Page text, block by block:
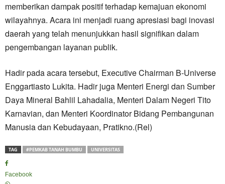
memberikan dampak positif terhadap kemajuan ekonomi
wilayahnya. Acara ini menjadi ruang apresiasi bagi inovasi
daerah yang telah menunjukkan hasil signifikan dalam
pengembangan layanan publik.
Hadir pada acara tersebut, Executive Chairman B-Universe
Enggartiasto Lukita. Hadir juga Menteri Energi dan Sumber
Daya Mineral Bahlil Lahadalia, Menteri Dalam Negeri Tito
Karnavian, dan Menteri Koordinator Bidang Pembangunan
Manusia dan Kebudayaan, Pratikno.(Rel)
TAG #PEMKAB TANAH BUMBU UNIVERSITAS
Facebook